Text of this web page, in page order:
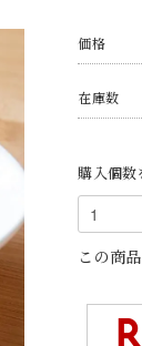
価格
在庫数
購入個数
この商